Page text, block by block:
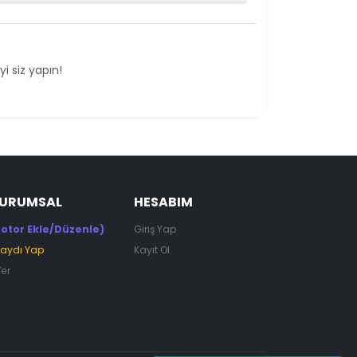
siz yapın!
Ekle/Düzenle)
Yap
HESABIM
Giriş Yap
Kayıt Ol